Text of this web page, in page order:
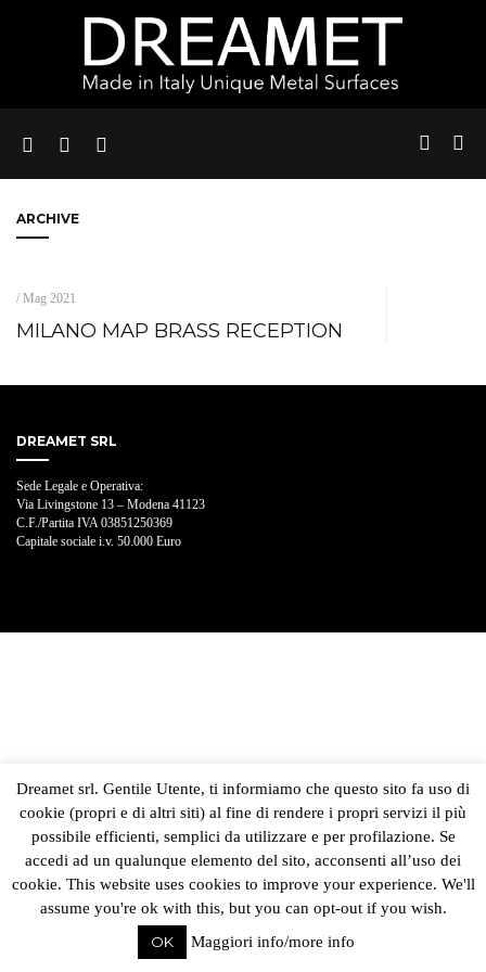
ARCHIVE
/ Mag 2021
MILANO MAP BRASS RECEPTION
DREAMET SRL
Sede Legale e Operativa:
Via Livingstone 13 – Modena 41123
C.F./Partita IVA 03851250369
Capitale sociale i.v. 50.000 Euro
Dreamet srl. Gentile Utente, ti informiamo che questo sito fa uso di
cookie (propri e di altri siti) al fine di rendere i propri servizi il più
possibile efficienti, semplici da utilizzare e per profilazione. Se
accedi ad un qualunque elemento del sito, acconsenti all’uso dei
cookie. This website uses cookies to improve your experience. We'll
assume you're ok with this, but you can opt-out if you wish.
OK
Maggiori info/more info